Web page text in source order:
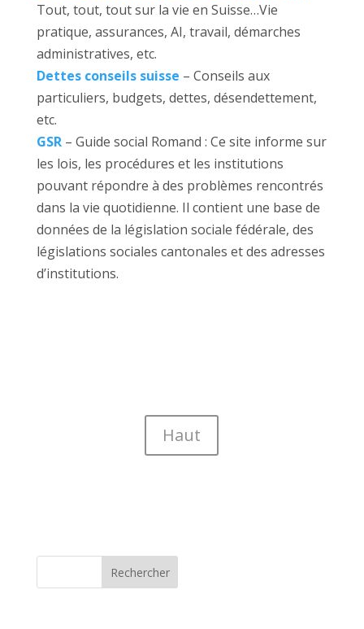
Tout, tout, tout sur la vie en Suisse…Vie
pratique, assurances, AI, travail, démarches
administratives, etc.
Dettes conseils suisse – Conseils aux
particuliers, budgets, dettes, désendettement,
etc.
GSR– Guide social Romand : Ce site informe sur
les lois, les procédures et les institutions
pouvant répondre à des problèmes rencontrés
dans la vie quotidienne. Il contient une base de
données de la législation sociale fédérale, des
législations sociales cantonales et des adresses
d’institutions.
Haut